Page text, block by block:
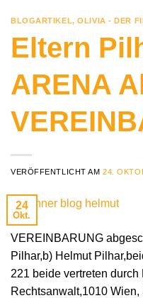
BLOGARTIKEL,OLIVIA - DER
Eltern
ARENA
VERÖFFENTLICHT AM24.
24
Okt.
VEREINBARUNG
Pilhar,b) Helmut
221 beide vertreten durch
Rechtsanwalt,1010